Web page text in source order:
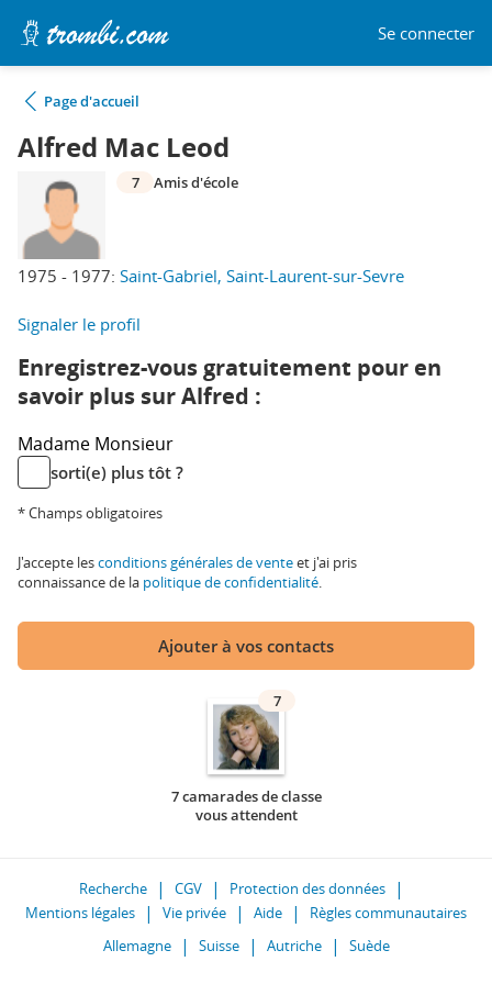
Se connecter
Page d'accueil
Alfred Mac Leod
1975 - 1977: Saint-Gabriel, Saint-Laurent-sur-Sevre
7 Amis d'école
Signaler le profil
Enregistrez-vous gratuitement pour en
savoir plus sur Alfred :
Madame Monsieur
sorti(e) plus tôt ?
* Champs obligatoires
J'accepte lesconditions générales de venteet j'ai pris
connaissance de la politique de confidentialité.
Ajouter à vos contacts
7
7 camarades de classe
vous attendent
Recherche CGV
Protection des données
Mentions légales
Vie privée Aide
Règles communautaires
Allemagne
Suisse Autriche Suède